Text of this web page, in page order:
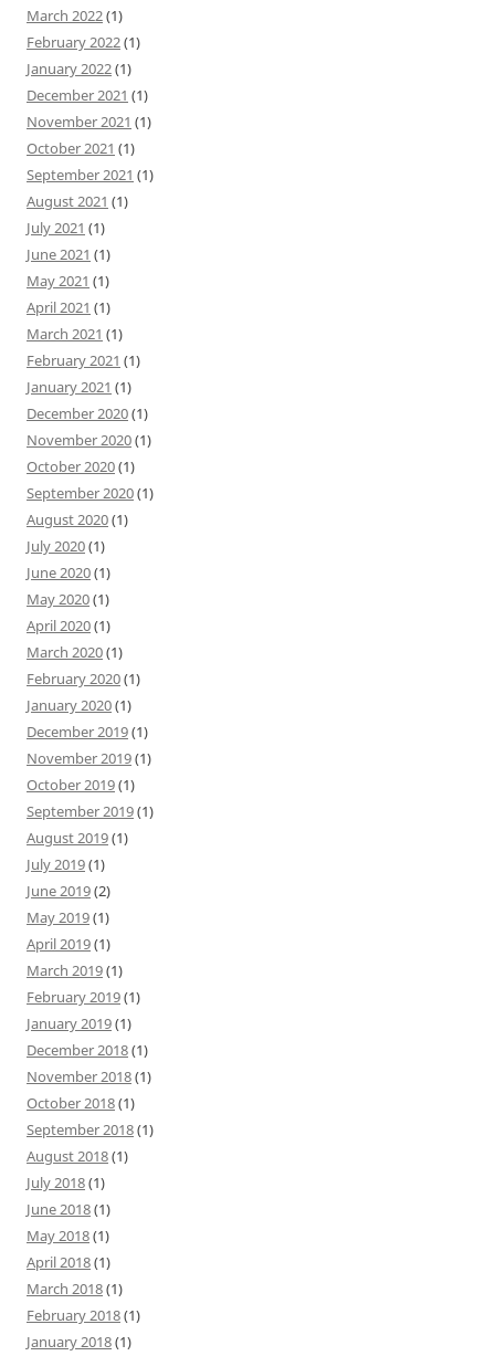
March 2022(1)
February 2022(1)
January 2022(1)
December 2021 (1)
November 2021 (1)
October 2021 (1)
September 2021 (1)
August 2021 (1)
July 2021 (1)
June 2021 (1)
May 2021 (1)
April 2021 (1)
March 2021 (1)
February 2021 (1)
January 2021 (1)
December 2020(1)
November 2020(1)
October 2020(1)
September 2020(1)
August 2020(1)
July 2020(1)
June 2020(1)
May 2020(1)
April 2020(1)
March 2020(1)
February 2020(1)
January 2020(1)
December 2019(1)
November 2019(1)
October 2019(1)
September 2019(1)
August 2019(1)
July 2019(1)
June 2019(2)
May 2019(1)
April 2019(1)
March 2019(1)
February 2019(1)
January 2019(1)
December 2018(1)
November 2018(1)
October 2018(1)
September 2018(1)
August 2018(1)
July 2018(1)
June 2018(1)
May 2018(1)
April 2018(1)
March 2018(1)
February 2018(1)
January 2018(1)